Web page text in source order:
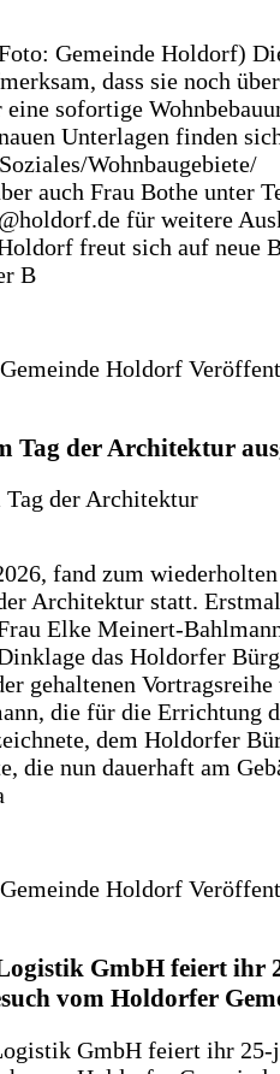
Gemeinde Holdorf)
dass sie noch
sofortige
Unterlagen finden
Wohnbaugebiete/
auch Frau Bothe unter
für weitere
freut sich auf neue
B
Holdorf
Tag der Architektur
fand zum
Architektur statt.
Elke Meinert-
das Holdorfer
gehaltenen
die für die Errichtung
dem Holdorfer
die nun dauerhaft am
Holdorf
GmbH feiert ihr
vom Holdorfer